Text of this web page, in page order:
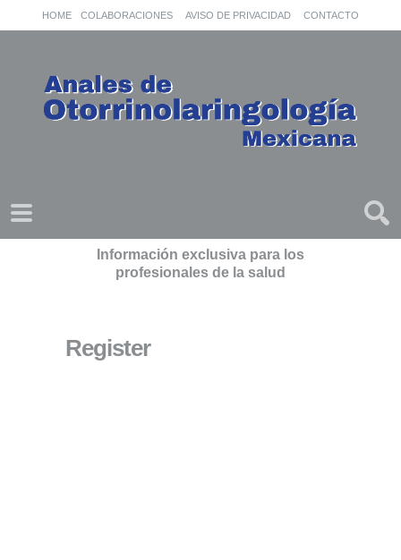
HOME COLABORACIONES AVISO DE PRIVACIDAD CONTACTO
Información exclusiva para los
profesionales de la salud
Register